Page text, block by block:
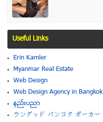
Useful Links
Erin Kamler
Myanmar Real Estate
Web Design
Web Design Agency in Bangkok
နည္းပညာ
ラングッド バンコク ポーカー